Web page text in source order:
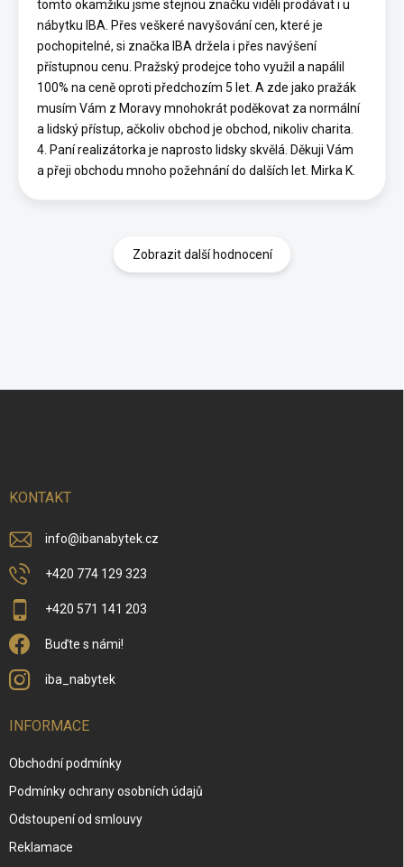
tomto okamžiku jsme stejnou značku viděli prodávat i u
nábytku IBA. Přes veškeré navyšování cen, které je
pochopitelné, si značka IBA držela i přes navýšení
přístupnou cenu. Pražský prodejce toho využil a napálil
100% na ceně oproti předchozím 5 let. A zde jako pražák
musím Vám z Moravy mnohokrát poděkovat za normální
a lidský přístup, ačkoliv obchod je obchod, nikoliv charita.
4. Paní realizátorka je naprosto lidsky skvělá. Děkuji Vám
a přeji obchodu mnoho požehnání do dalších let. Mirka K.
Zobrazit další hodnocení
KONTAKT
info@ibanabytek.cz
+420 774 129 323
+420 571 141 203
Buďte s námi!
iba_nabytek
INFORMACE
Obchodní podmínky
Podmínky ochrany osobních údajů
Odstoupení od smlouvy
Reklamace